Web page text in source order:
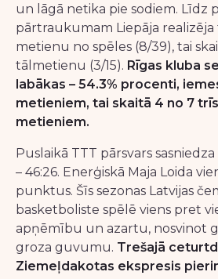
un lāgā netika pie sodiem. Līdz
pārtraukumam Liepāja realizēja
metienu no spēles (8/39), tai
tālmetienu (3/15). Rīgas kluba
labākas – 54.3% procenti,
metieniem, tai skaitā 4 no 7
metieniem.
Puslaikā TTT pārsvars
– 46:26. Enerģiskā Maja Loida
punktus. Šīs sezonas Latvijas
basketboliste spēlē viens pret
apņēmību un azartu, nosvinot
groza guvumu. Trešajā
Ziemeļdakotas ekspresis